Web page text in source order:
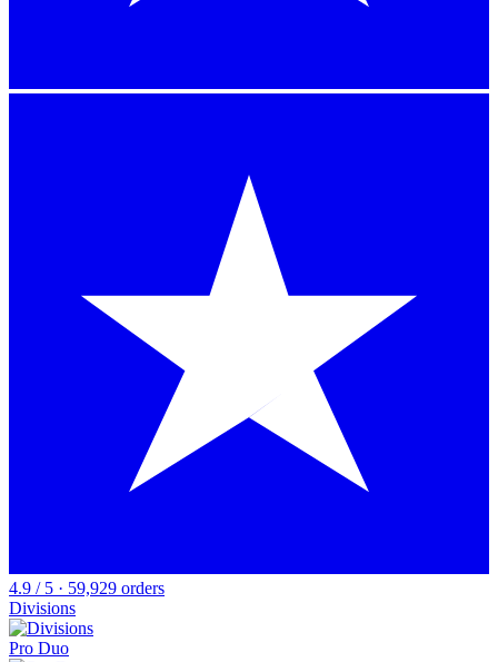
4.9 / 5 · 59,929 orders
Divisions
Pro Duo